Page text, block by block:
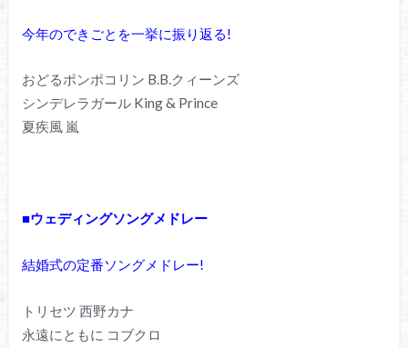
今年のできごとを一挙に振り返る!
おどるポンポコリン B.B.クィーンズ
シンデレラガール King & Prince
夏疾風 嵐
■ウェディングソングメドレー
結婚式の定番ソングメドレー!
トリセツ 西野カナ
永遠にともに コブクロ